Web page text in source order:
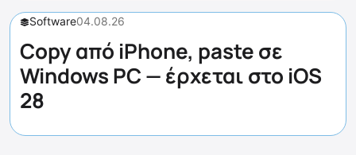
Software04.08.26
Copy από iPhone, paste σε
Windows PC — έρχεται στο iOS
28